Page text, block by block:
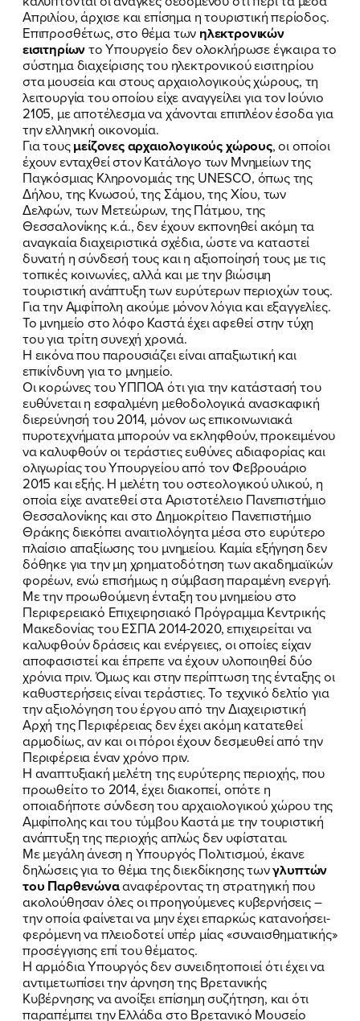
Απριλίου, άρχισε και επίσημα η τουριστική περίοδος.
Επιπροσθέτως, στο θέμα των ηλεκτρονικών
εισιτηρίωντο Υπουργείο δεν ολοκλήρωσε έγκαιρα το
σύστημα διαχείρισης του ηλεκτρονικού εισιτηρίου
στα μουσεία και στους αρχαιολογικούς χώρους, τη
λειτουργία του οποίου είχε αναγγείλει για τον Ιούνιο
2105, με αποτέλεσμα να χάνονται επιπλέον έσοδα για
την ελληνική οικονομία.
Για τουςμείζονες αρχαιολογικούς χώρους, οι οποίοι
έχουν ενταχθεί στον Κατάλογο των Μνημείων της
Παγκόσμιας Κληρονομιάς της UNESCO, όπως της
Δήλου, της Κνωσού, της Σάμου, της Χίου, των
Δελφών, των Μετεώρων, της Πάτμου, της
Θεσσαλονίκης κ.ά., δεν έχουν εκπονηθεί ακόμη τα
αναγκαία διαχειριστικά σχέδια, ώστε να καταστεί
δυνατή η σύνδεσή τους και η αξιοποίησή τους με τις
τοπικές κοινωνίες, αλλά και με την βιώσιμη
τουριστική ανάπτυξη των ευρύτερων περιοχών τους.
Για την Αμφίπολη ακούμε μόνον λόγια και εξαγγελίες.
Το μνημείο στο λόφο Καστά έχει αφεθεί στην τύχη
του για τρίτη συνεχή χρονιά.
Η εικόνα που παρουσιάζει είναι απαξιωτική και
επικίνδυνη για το μνημείο.
Οι κορώνες του ΥΠΠΟΑ ότι για την κατάστασή του
ευθύνεται η εσφαλμένη μεθοδολογικά ανασκαφική
διερεύνησή του 2014, μόνον ως επικοινωνιακά
πυροτεχνήματα μπορούν να εκληφθούν, προκειμένου
να καλυφθούν οι τεράστιες ευθύνες αδιαφορίας και
ολιγωρίας του Υπουργείου από τον Φεβρουάριο
2015 και εξής. Η μελέτη του οστεολογικού υλικού, η
οποία είχε ανατεθεί στα Αριστοτέλειο Πανεπιστήμιο
Θεσσαλονίκης και στο Δημοκρίτειο Πανεπιστήμιο
Θράκης διεκόπει αναιτιολόγητα μέσα στο ευρύτερο
πλαίσιο απαξίωσης του μνημείου. Καμία εξήγηση δεν
δόθηκε για την μη χρηματοδότηση των ακαδημαϊκών
φορέων, ενώ επισήμως η σύμβαση παραμένη ενεργή.
Με την προωθούμενη ένταξη του μνημείου στο
Περιφερειακό Επιχειρησιακό Πρόγραμμα Κεντρικής
Μακεδονίας του ΕΣΠΑ 2014-2020, επιχειρείται να
καλυφθούν δράσεις και ενέργειες, οι οποίες είχαν
αποφασιστεί και έπρεπε να έχουν υλοποιηθεί δύο
χρόνια πριν. Όμως και στην περίπτωση της ένταξης οι
καθυστερήσεις είναι τεράστιες. Το τεχνικό δελτίο για
την αξιολόγηση του έργου από την Διαχειριστική
Αρχή της Περιφέρειας δεν έχει ακόμη κατατεθεί
αρμοδίως, αν και οι πόροι έχουν δεσμευθεί από την
Περιφέρεια έναν χρόνο πριν.
Η αναπτυξιακή μελέτη της ευρύτερης περιοχής, που
προωθείτο το 2014, έχει διακοπεί, οπότε η
οποιαδήποτε σύνδεση του αρχαιολογικού χώρου της
Αμφίπολης και του τύμβου Καστά με την τουριστική
ανάπτυξη της περιοχής απλώς δεν υφίσταται.
Με μεγάλη άνεση η Υπουργός Πολιτισμού, έκανε
δηλώσεις για το θέμα της διεκδίκησηςτωνγλυπτών
του Παρθενώνααναφέροντας τη στρατηγική που
ακολούθησαν όλες οι προηγούμενες κυβερνήσεις –
την οποία φαίνεται να μην έχει επαρκώς κατανοήσει-
φερόμενη να πλειοδοτεί υπέρ μίας «συναισθηματικής»
προσέγγισης επί του θέματος.
Η αρμόδια Υπουργός δεν συνειδητοποιεί ότι έχει να
αντιμετωπίσει την άρνηση της Βρετανικής
Κυβέρνησης να ανοίξει επίσημη συζήτηση, και ότι
παραπέμπει την Ελλάδα στο Βρετανικό Μουσείο